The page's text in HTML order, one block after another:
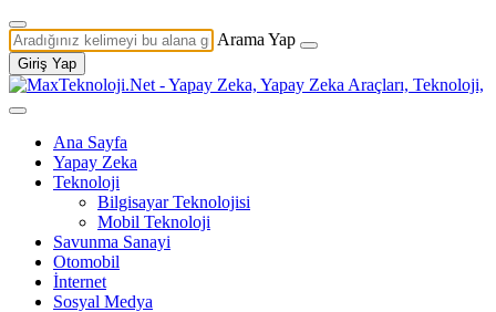
Arama Yap
Giriş Yap
Ana Sayfa
Yapay Zeka
Teknoloji
Bilgisayar Teknolojisi
Mobil Teknoloji
Savunma Sanayi
Otomobil
İnternet
Sosyal Medya